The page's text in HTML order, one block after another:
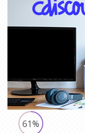
61%